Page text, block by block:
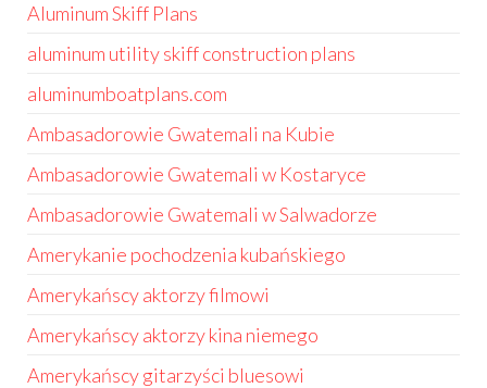
Aluminum Skiff Plans
aluminum utility skiff construction plans
aluminumboatplans.com
Ambasadorowie Gwatemali na Kubie
Ambasadorowie Gwatemali w Kostaryce
Ambasadorowie Gwatemali w Salwadorze
Amerykanie pochodzenia kubańskiego
Amerykańscy aktorzy filmowi
Amerykańscy aktorzy kina niemego
Amerykańscy gitarzyści bluesowi